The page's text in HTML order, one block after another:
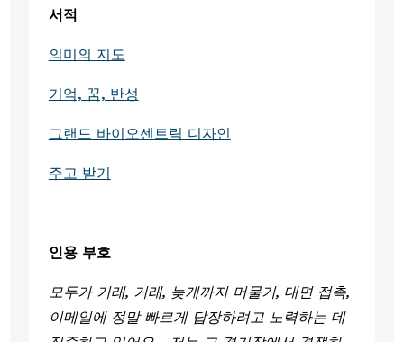
서적
의미의 지도
기억, 꿈, 반성
그랜드 바이오센트릭 디자인
주고 받기
인용 부호
모두가 거래, 거래, 늦게까지 머물기, 대면 접촉,
이메일에 정말 빠르게 답장하려고 노력하는 데